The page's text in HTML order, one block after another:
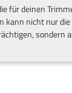
für deinen
kann nicht nur die
sondern